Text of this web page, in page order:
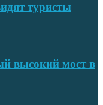
туристы
высокий мост в